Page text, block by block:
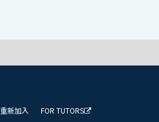
重新加入 FOR TUTORS